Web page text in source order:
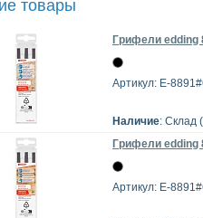
товары
Грифели edding
Артикул: E-
Наличие: Склад
Грифели edding
Артикул: E-